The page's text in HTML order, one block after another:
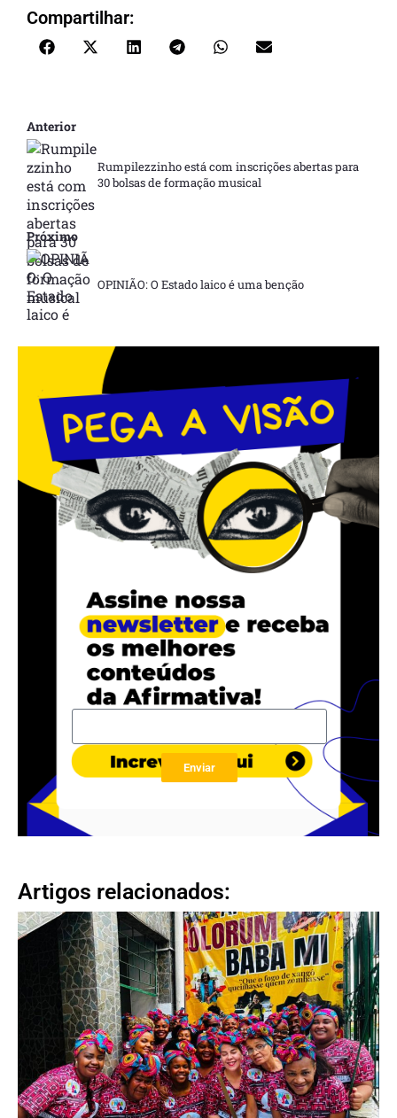
Compartilhar:
Anterior
Rumpilezzinho está com inscrições abertas para
30 bolsas de formação musical
Próximo
OPINIÃO: O Estado laico é uma benção
.
.
Enviar
Artigos relacionados: